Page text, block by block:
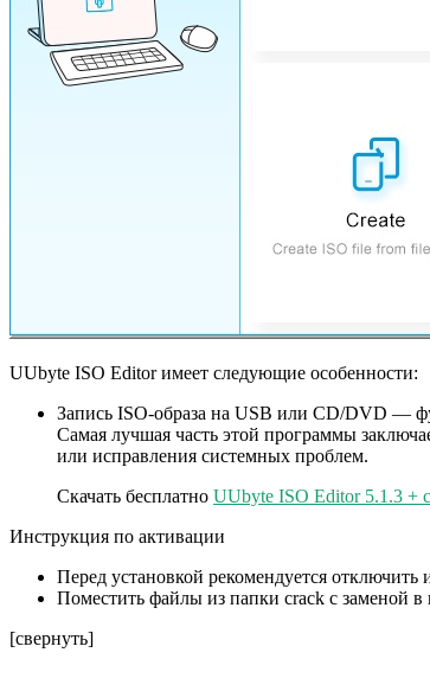
UUbyte ISO Editor имеет следующие особенности:
Запись ISO-образа на USB или CD/DVD —
Самая лучшая часть этой программы
или исправления системных проблем.
Скачать бесплатно UUbyte ISO Editor 5.1.3 +
Инструкция по активации
Перед установкой рекомендуется
Поместить файлы из папки crack с заменой в
[свернуть]